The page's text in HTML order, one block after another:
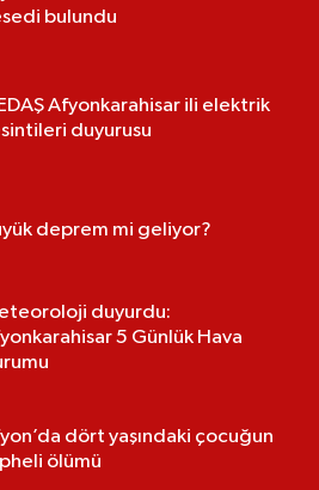
bulundu
Afyonkarahisar ili elektrik
duyurusu
deprem mi geliyor?
duyurdu:
5 Günlük Hava
dört yaşındaki çocuğun
ölümü